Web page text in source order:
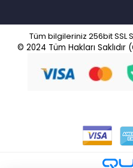
Tüm bilgileriniz 256bit SSL
© 2024 Tüm Hakları